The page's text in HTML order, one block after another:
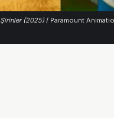
Şirinler (2025)/ Paramount